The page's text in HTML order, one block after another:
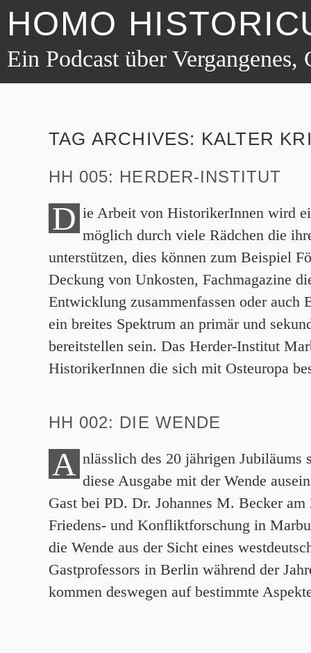
HOMO
Ein Podcast über
TAG ARCHIVES: KALTER
HH 005: HERDER-INSTITUT
D ie Arbeit von HistorikerInnen wird
möglich durch viele Rädchen die
unterstützen, dies können zum Beispiel
Deckung von Unkosten, Fachmagazine
Entwicklung zusammenfassen oder auch
ein breites Spektrum an primär und
bereitstellen sein. Das Herder-Institut
HistorikerInnen die sich mit Osteuropa
HH 002: DIE WENDE
A nlässlich des 20 jährigen Jubiläums
diese Ausgabe mit der Wende
Gast bei PD. Dr. Johannes M. Becker
Friedens- und Konfliktforschung in
die Wende aus der Sicht eines
Gastprofessors in Berlin während der
kommen deswegen auf bestimmte